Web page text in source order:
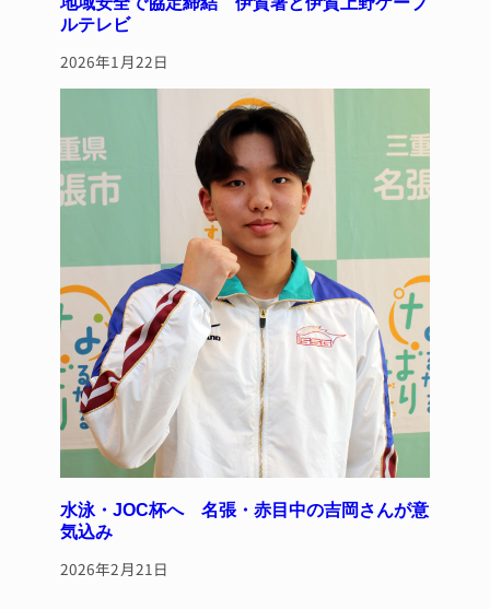
ルテレビ
2026年1月22日
水泳・JOC杯へ 名張・赤目中の吉岡さんが意
気込み
2026年2月21日